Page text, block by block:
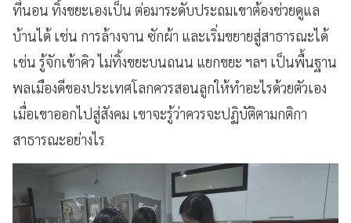
ที่นอน ทิ้งขยะเองเป็น ต่อมาระดับประถมเขาต้องช่วยดูแล
บ้านได้ เช่น การล้างจาน ซักผ้า และเริ่มขยายสู่สาธารณะได้
เช่น รู้จักเข้าคิว ไม่ทิ้งขยะบนถนน แยกขยะ ฯลฯ เป็นพื้นฐาน
พลเมืองดีของประเทศโลกควรสอนลูกให้ทำอะไรด้วยตัวเอง
เมื่อเขาออกไปสู่สังคม เขาจะรู้ว่าควรจะปฏิบัติตามกติกา
สาธารณะอย่างไร